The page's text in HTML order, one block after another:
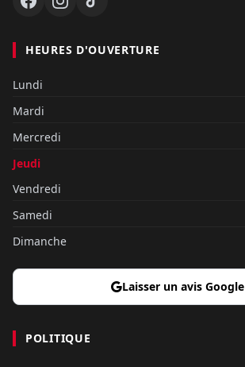
HEURES D'OUVERTURE
Lundi
Mardi
Mercredi
Jeudi
Vendredi
Samedi
Dimanche
Laisser un avis Google
POLITIQUE